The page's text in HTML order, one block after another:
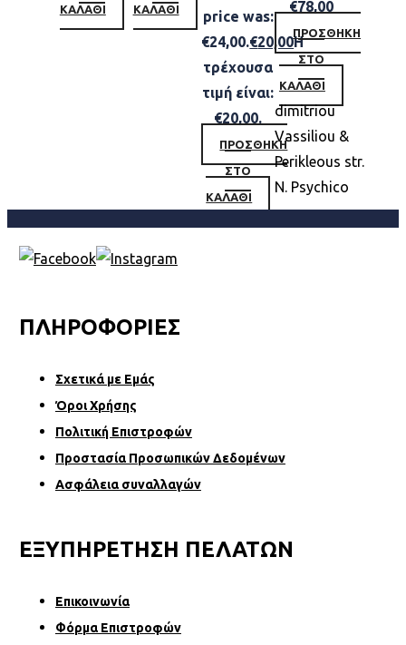
ΚΑΛΆΘΙ ΚΑΛΆΘΙ
price was:
€24,00.€20,00Η
τρέχουσα
τιμή είναι:
€20,00.
ΠΡΟΣΘΉΚΗ
ΣΤΟ
ΚΑΛΆΘΙ
€78,00
ΠΡΟΣΘΉΚΗ
ΣΤΟ
ΚΑΛΆΘΙ
ΠΛΗΡΟΦΟΡΙΕΣ
Σχετικά µε Εµάς
Όροι Χρήσης
Πολιτική Επιστροφών
Προστασία Προσωπικών Δεδομένων
Ασφάλεια συναλλαγών
ΕΞΥΠΗΡΕΤΗΣΗ ΠΕΛΑΤΩΝ
Επικοινωνία
Φόρµα Επιστροφών
dimitriou
Vassiliou &
Perikleous str.
N. Psychico